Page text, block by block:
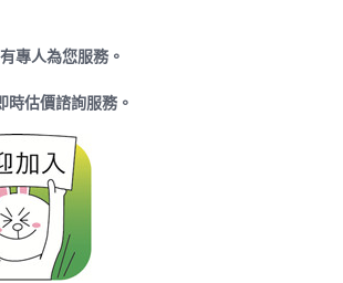
有專人為您服務。
時估價諮詢服務。